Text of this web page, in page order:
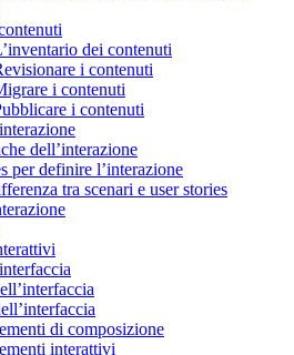
dei contenuti
i contenuti
i contenuti
i contenuti
dell’interazione
per definire l’interazione
tra scenari e user stories
di composizione
interattivi